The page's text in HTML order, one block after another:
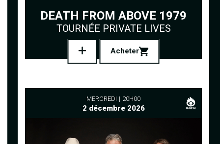
DEATH FROM ABOVE 1979
TOURNÉE PRIVATE LIVES
Acheter
MERCREDI 20H00
2 décembre 2026